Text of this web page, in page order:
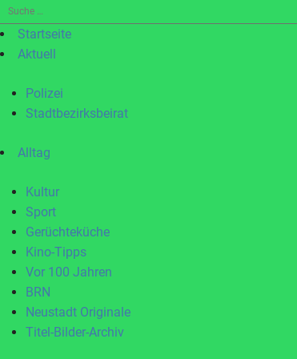
Suche
nach:Startseite
Aktuell
Polizei
Stadtbezirksbeirat
Alltag
Kultur
Sport
Gerüchteküche
Kino-Tipps
Vor 100 Jahren
BRN
Neustadt Originale
Titel-Bilder-Archiv